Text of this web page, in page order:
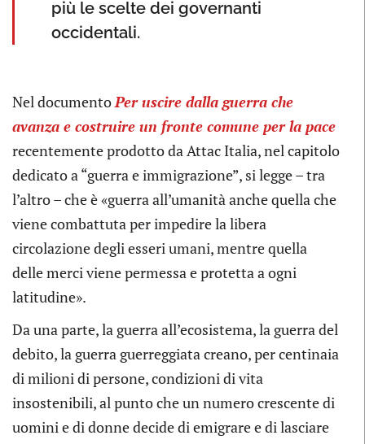
più le scelte dei governanti
occidentali.
Nel documentoPer uscire dalla guerra che
avanza e costruire un fronte comune per la pace
recentemente prodotto da Attac Italia, nel capitolo
dedicato a “guerra e immigrazione”, si legge – tra
l’altro – che è «guerra all’umanità anche quella che
viene combattuta per impedire la libera
circolazione degli esseri umani, mentre quella
delle merci viene permessa e protetta a ogni
latitudine».
Da una parte, la guerra all’ecosistema, la guerra del
debito, la guerra guerreggiata creano, per centinaia
di milioni di persone, condizioni di vita
insostenibili, al punto che un numero crescente di
uomini e di donne decide di emigrare e di lasciare